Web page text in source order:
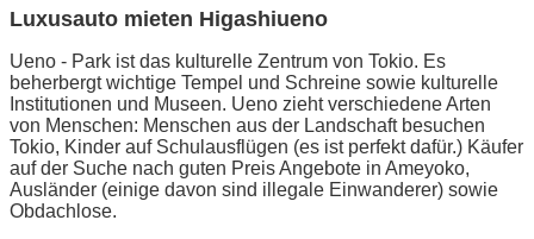
Luxusauto mieten Higashiueno
Ueno - Park ist das kulturelle Zentrum von Tokio. Es
beherbergt wichtige Tempel und Schreine sowie kulturelle
Institutionen und Museen. Ueno zieht verschiedene Arten
von Menschen: Menschen aus der Landschaft besuchen
Tokio, Kinder auf Schulausflügen (es ist perfekt dafür.) Käufer
auf der Suche nach guten Preis Angebote in Ameyoko,
Ausländer (einige davon sind illegale Einwanderer) sowie
Obdachlose.